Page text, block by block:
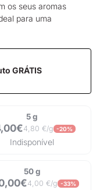
os seus aromas
para uma
GRÁTIS
5 g
4,80 €/g -20%
Indisponível
50 g
4,00 €/g -33%